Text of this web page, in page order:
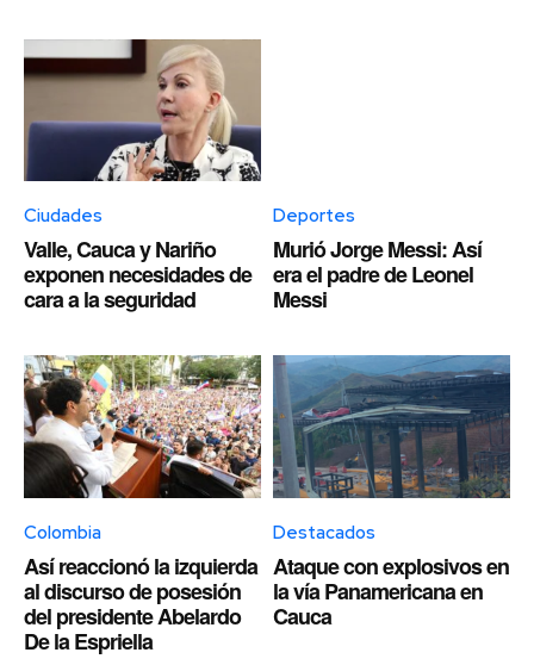
Ciudades
Valle, Cauca y Nariño
exponen necesidades de
cara a la seguridad
Deportes
Murió Jorge Messi: Así
era el padre de Leonel
Messi
Colombia
Así reaccionó la izquierda
al discurso de posesión
del presidente Abelardo
De la Espriella
Destacados
Ataque con explosivos en
la vía Panamericana en
Cauca